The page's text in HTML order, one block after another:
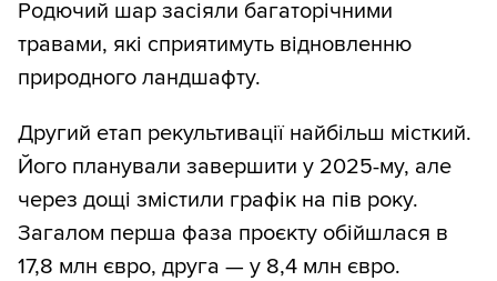
Родючий шар засіяли багаторічними
травами, які сприятимуть відновленню
природного ландшафту.
Другий етап рекультивації найбільш місткий.
Його планували завершити у 2025-му, але
через дощі змістили графік на пів року.
Загалом перша фаза проєкту обійшлася в
17,8 млн євро, друга — у 8,4 млн євро.